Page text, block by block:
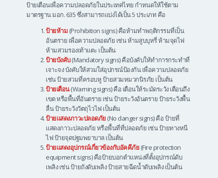
ป้ายเตือนเพื่อความปลอดภัยในประเทศไทย กำหนดให้ใช้ตาม
มาตรฐาน มอก. 635 ซึ่งสามารถแบ่งได้เป็น 5 ประเภท คือ
ป้ายห้าม (Prohibition signs) คือห้ามทำพฤติกรรมที่เป็น
อันตราย เพื่อความปลอดภัย เช่น ห้ามสูบบุหรี่ ห้ามจุดไฟ
ห้ามสวมรองเท้าแตะ เป็นต้น
ป้ายบังคับ(Mandatory signs) คือบังคับให้ทำการกระทำที่
เจาะจง บังคับให้สวมใส่อุปกรณ์ป้องกัน เพื่อความปลอดภัย
เช่น ป้ายสวมที่ครอบหู ป้ายสวมหมวกนิรภัย เป็นต้น
ป้ายเตือน(Warning signs) คือ เตือนให้ระมัดระวัง เตือนถึง
เขต หรือพื้นที่อันตราย เช่น ป้ายระวังอันตราย ป้ายระวังพื้น
ลื่น ป้ายระวังวัตถุไวไฟ เป็นต้น
ป้ายแสดงภาวะปลอดภัย (No danger signs) คือ ป้ายที่
แสดงภาวะปลอดภัย หรือพื้นที่ที่ปลอดภัย เช่น ป้ายทางหนี
ไฟ ป้ายจุดปฐมพยาบาล เป็นต้น
ป้ายแสดงอุปกรณ์เกี่ยวข้องกับอัคคีภัย (Fire protection
equipment signs) คือป้ายบอกตำแหน่งที่ตั้งอุปกรณ์ดับ
เพลิง เช่น ป้ายถังดับเพลิง ป้ายสายฉีดน้ำดับเพลิง เป็นต้น